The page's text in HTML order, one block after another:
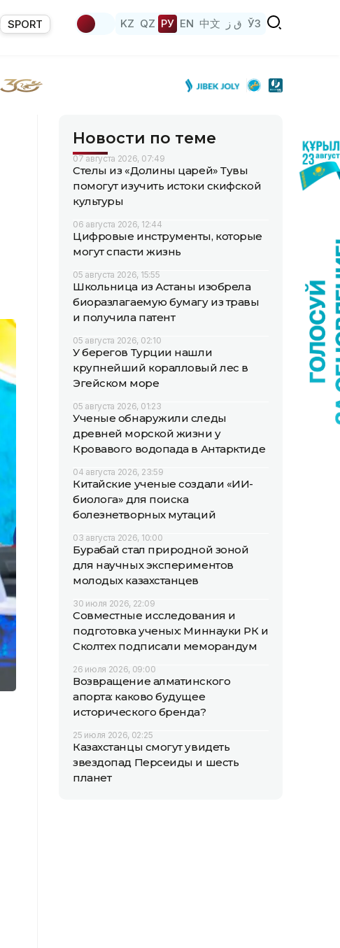
SPORT KZ QZ РУ EN 中文 ق ز ЎЗ
Новости по теме
07 августа 2026, 07:49
Стелы из «Долины царей» Тувы
помогут изучить истоки скифской
культуры
06 августа 2026, 12:44
Цифровые инструменты, которые
могут спасти жизнь
05 августа 2026, 15:55
Школьница из Астаны изобрела
биоразлагаемую бумагу из травы
и получила патент
05 августа 2026, 02:10
У берегов Турции нашли
крупнейший коралловый лес в
Эгейском море
05 августа 2026, 01:23
Ученые обнаружили следы
древней морской жизни у
Кровавого водопада в Антарктиде
04 августа 2026, 23:59
Китайские ученые создали «ИИ-
биолога» для поиска
болезнетворных мутаций
03 августа 2026, 10:00
Бурабай стал природной зоной
для научных экспериментов
молодых казахстанцев
30 июля 2026, 22:09
Совместные исследования и
подготовка ученых: Миннауки РК и
Сколтех подписали меморандум
26 июля 2026, 09:00
Возвращение алматинского
апорта: каково будущее
исторического бренда?
25 июля 2026, 02:25
Казахстанцы смогут увидеть
звездопад Персеиды и шесть
планет